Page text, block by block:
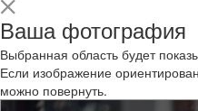
Ваша фотография
Выбранная область будет
Если изображение
можно повернуть.